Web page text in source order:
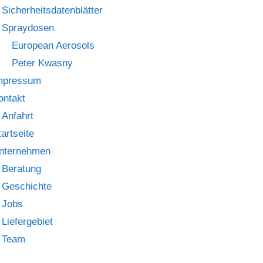
Sicherheitsdatenblätter
Spraydosen
European Aerosols
Peter Kwasny
Anfahrt
Beratung
Geschichte
Jobs
Liefergebiet
Team